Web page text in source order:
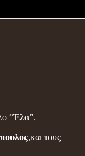
“Έλα”.
,και τους